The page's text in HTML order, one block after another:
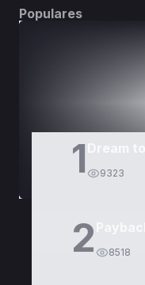
Populares
1 9323
2 8518